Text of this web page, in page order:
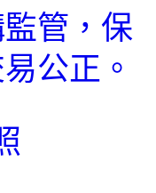
管，保
公正。